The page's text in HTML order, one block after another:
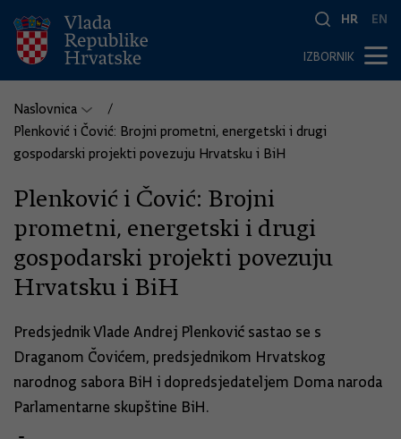
HR EN
IZBORNIK
Naslovnica
Plenković i Čović: Brojni prometni, energetski i drugi
gospodarski projekti povezuju Hrvatsku i BiH
Plenković i Čović: Brojni
prometni, energetski i drugi
gospodarski projekti povezuju
Hrvatsku i BiH
Predsjednik Vlade Andrej Plenković sastao se s
Draganom Čovićem, predsjednikom Hrvatskog
narodnog sabora BiH i dopredsjedateljem Doma naroda
Parlamentarne skupštine BiH.